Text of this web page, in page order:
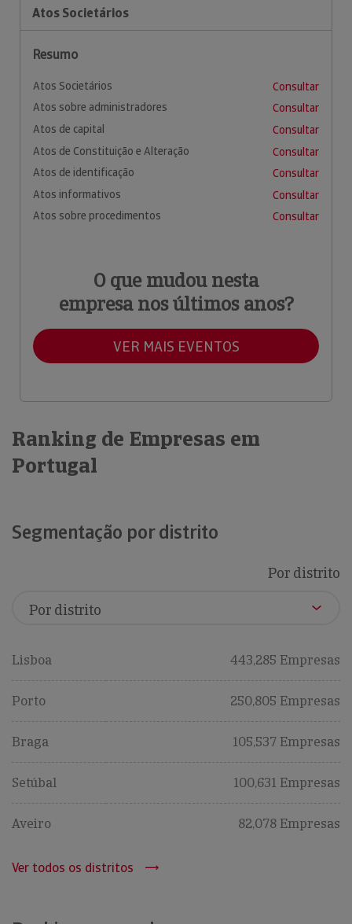
Atos Societários
Resumo
Atos Societários
Consultar
Atos sobre administradores
Consultar
Atos de capital
Consultar
Atos de Constituição e Alteração
Consultar
Atos de identificação
Consultar
Atos informativos
Consultar
Atos sobre procedimentos
Consultar
O que mudou nesta
empresa nos últimos anos?
VER MAIS EVENTOS
Ranking de Empresas em
Portugal
Segmentação por distrito
Por distrito
Lisboa 443,285 Empresas
Porto 250,805 Empresas
Braga 105,537 Empresas
Setúbal 100,631 Empresas
Aveiro 82,078 Empresas
Ver todos os distritos